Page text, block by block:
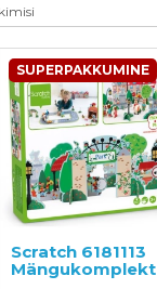
SUPERPAKKUMINE
Scratch 6181113
Mängukomplekt